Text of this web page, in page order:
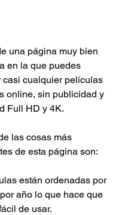
una página muy bien
en la que puedes
casi cualquier películas
online, sin publicidad y
Full HD y 4K.
las cosas más
de esta página son:
están ordenadas por
año lo que hace que
de usar.